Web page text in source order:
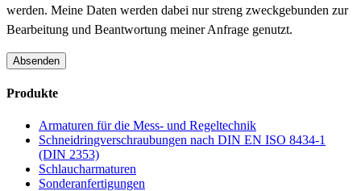
werden. Meine Daten werden dabei nur streng zweckgebunden zur
Bearbeitung und Beantwortung meiner Anfrage genutzt.
Absenden
Produkte
Armaturen für die Mess- und Regeltechnik
Schneidringverschraubungen nach DIN EN ISO 8434-1
(DIN 2353)
Schlaucharmaturen
Sonderanfertigungen